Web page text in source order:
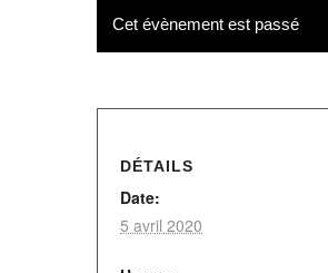
Cet évènement est passé
DÉTAILS
Date:
5 avril 2020